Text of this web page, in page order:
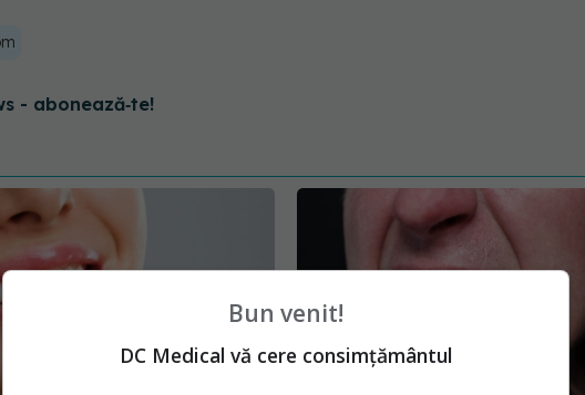
- abonează‑te!
Bun venit!
DC Medical vă cere consimțământul